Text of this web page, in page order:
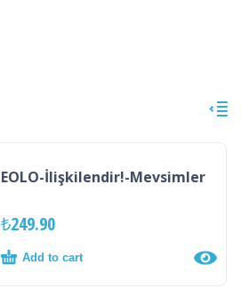
EOLO-İlişkilendir!-Mevsimler
₺249.90
Add to cart